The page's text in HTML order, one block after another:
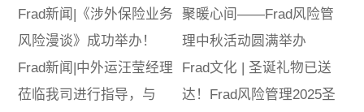
Frad新闻|《涉外保险业务
风险漫谈》成功举办！
Frad新闻|中外运汪莹经理
莅临我司进行指导，与
聚暖心间——Frad风险管
理中秋活动圆满举办
Frad文化 | 圣诞礼物已送
达！Frad风险管理2025圣